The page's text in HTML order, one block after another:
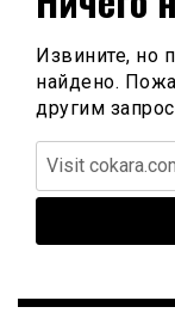
Извините, но
найдено.
другим
Найти: